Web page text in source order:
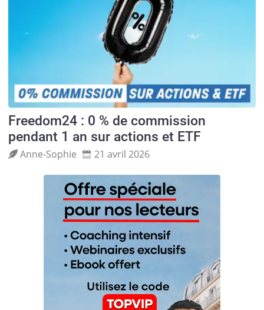
Freedom24 : 0 % de commission
pendant 1 an sur actions et ETF
Anne‑Sophie 21 avril 2026